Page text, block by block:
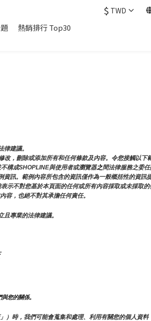
$ TWD
熱銷排行 Top30
建議。
，刪除或添加所有和任何條款及內容。令您接觸以下
構成SHOPLINE與使用者或瀏覽器之間法律服務之委任
訊。範例內容所包含的資訊僅作為一般概括性的資訊
不對您基於本頁面的任何或所有內容採取或未採取的
容，也絕不對其承擔任何責任。
專業的法律建議。
您的關係。
時，我們可能會蒐集和處理、利用有關您的個人資料